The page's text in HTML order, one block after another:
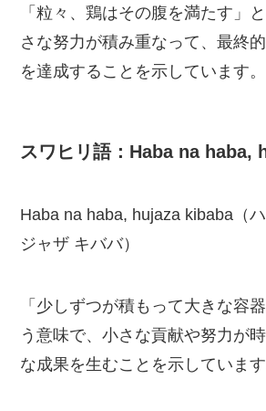
「粒々、鶏はその腹を満たす」
さな努力が積み重なって、最終
を達成することを示しています。
スワヒリ語：Haba na haba,
Haba na haba, hujaza kibaba（
ジャザ キババ）
「少しずつが積もって大きな容
う意味で、小さな貢献や努力が
な成果を生むことを示しています